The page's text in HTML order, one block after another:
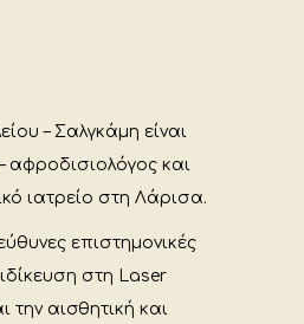
– Σαλγκάμη είναι
αφροδισιολόγος και
ιατρείο στη Λάρισα.
επιστημονικές
στη Laser
την αισθητική και